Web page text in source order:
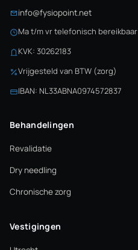
info@fysiopoint.net
Ma t/m vr telefonisch bereikbaar
KVK: 30262183
Vrijgesteld van BTW (zorg)
IBAN: NL33ABNA0974572837
Behandelingen
Revalidatie
Dry needling
Chronische zorg
Vestigingen